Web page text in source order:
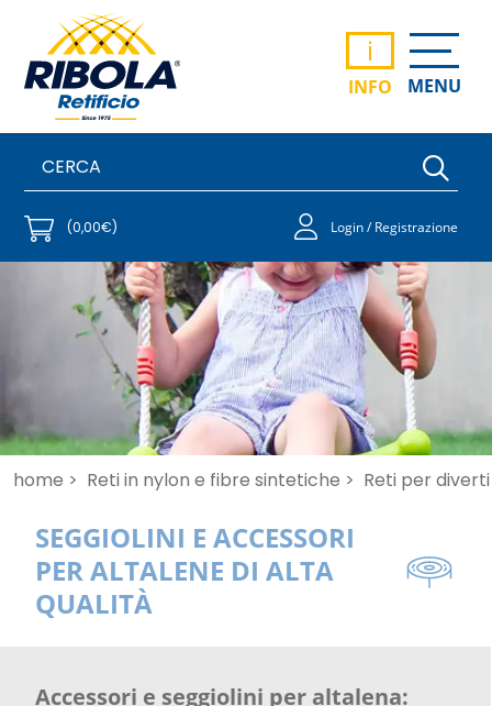
i
INFO MENU
(0,00€) Login / Registrazione
home > Reti in nylon e fibre sintetiche > Reti per
SEGGIOLINI E ACCESSORI
PER ALTALENE DI ALTA
QUALITÀ
Accessori e seggiolini per altalena: